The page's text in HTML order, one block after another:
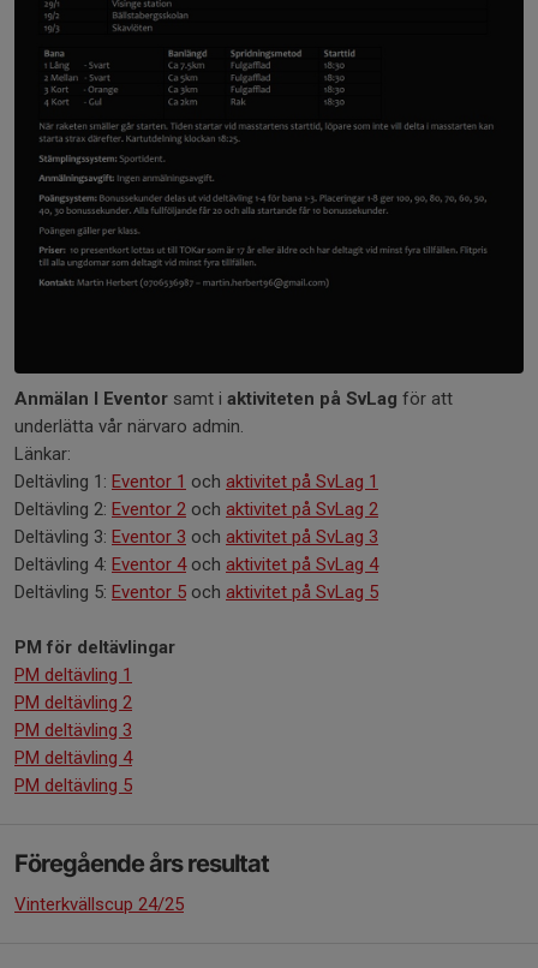
Anmälan I Eventor samt i aktiviteten på SvLag för att
underlätta vår närvaro admin.
Länkar:
Deltävling 1: Eventor 1 och aktivitet på SvLag 1
Deltävling 2: Eventor 2 och aktivitet på SvLag 2
Deltävling 3: Eventor 3 och aktivitet på SvLag 3
Deltävling 4: Eventor 4och aktivitet på SvLag 4
Deltävling 5: Eventor 5 och aktivitet på SvLag 5
PM för deltävlingar
PM deltävling 1
PM deltävling 2
PM deltävling 3
PM deltävling 4
PM deltävling 5
Föregående års resultat
Vinterkvällscup 24/25